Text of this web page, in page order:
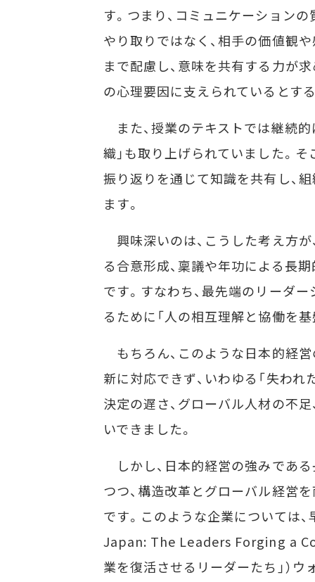
す。つまり、コミュニケーション
やり取りではなく、相手の価値観
まで配慮し、意味を共有する力が
の心理要因に支えられているとす
また、授業のテキストでは継続
織」も取り上げられていました。
振り返りを通じて知識を共有し、
ます。
興味深いのは、こうした考え方
る合意形成、稟議や年功による長
です。すなわち、最先端のリーダ
るために「人の相互理解と協働を
もちろん、このような日本的経
新に対応できず、いわゆる「失わ
決定の遅さ、グローバル人材の不
いできました。
しかし、日本的経営の強みであ
つつ、構造改革とグローバル経営
です。このような企業については
Japan: The Leaders Forging a
業を復活させるリーダーたち」）